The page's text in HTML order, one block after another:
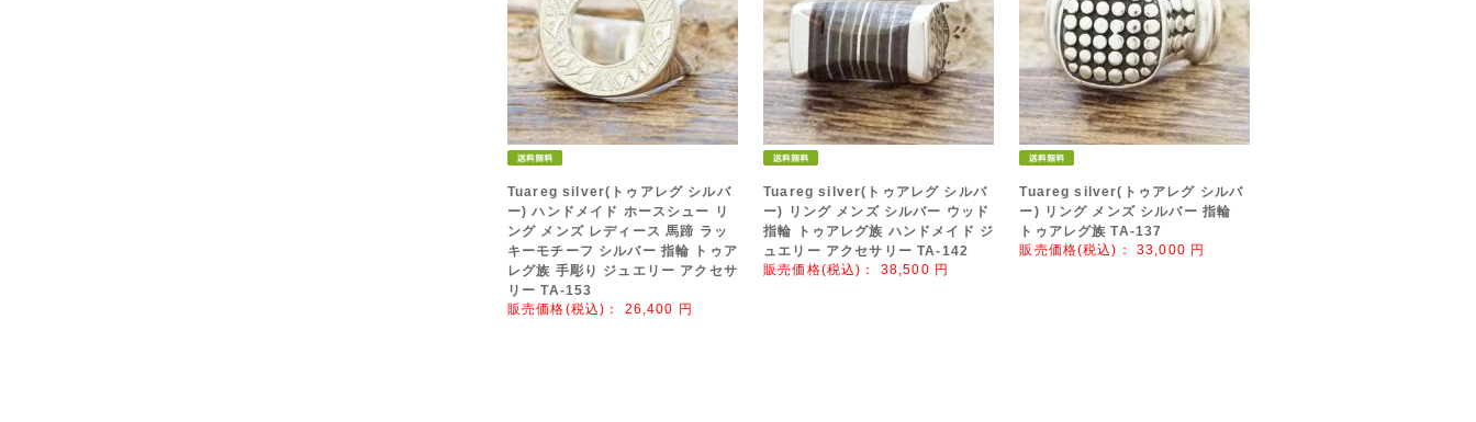
Tuareg silver(トゥアレグ シルバ
ー) ハンドメイド ホースシュー リ
ング メンズ レディース 馬蹄 ラッ
キーモチーフ シルバー 指輪 トゥア
レグ族 手彫り ジュエリー アクセサ
リー TA-153
販売価格(税込)： 26,400 円
Tuareg silver(トゥアレグ シルバ
ー) リング メンズ シルバー ウッド
指輪 トゥアレグ族 ハンドメイド ジ
ュエリー アクセサリー TA-142
販売価格(税込)： 38,500 円
Tuareg silver(トゥアレグ シルバ
ー) リング メンズ シルバー 指輪
トゥアレグ族 TA-137
販売価格(税込)： 33,000 円